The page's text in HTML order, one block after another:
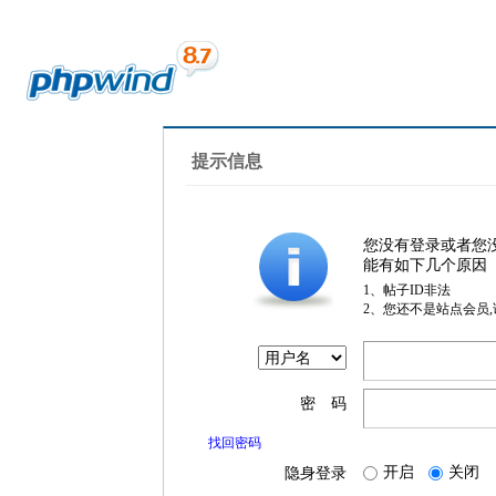
提示信息
您没有登录或者您
能有如下几个原因
1、帖子ID非法
2、您还不是站点会员
密 码
找回密码
隐身登录 开启 关闭